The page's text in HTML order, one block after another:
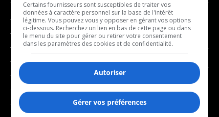
- Affaires municipales
- Communauté / Social
- Culture
- Économie
- Éducation
- Environnement
- Faits divers
- Décompte franco
- Joué récemment
BALADOS
- Affaires
- Art de vivre
- Bien-être
Certains fournisseurs sont susceptibles de traiter vos
données à caractère personnel sur la base de l'intérêt
légitime. Vous pouvez vous y opposer en gérant vos options
ci-dessous. Recherchez un lien en bas de cette page ou dans
le menu du site pour gérer ou retirer votre consentement
dans les paramètres des cookies et de confidentialité.
Autoriser
Gérer vos préférences